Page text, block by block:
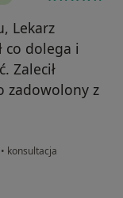
Lekarz
co dolega i
Zalecił
zadowolony z
• konsultacja